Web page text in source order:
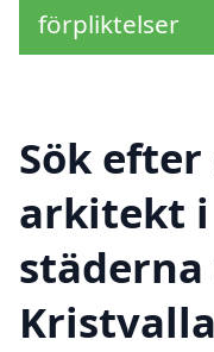
förpliktelser
Sök
arkitekt i